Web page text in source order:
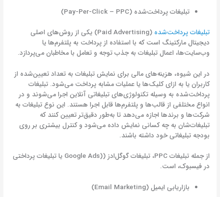
تبلیغات پرداخت‌شده (Pay-Per-Click – PPC)
تبلیغات پرداخت‌شده
(Paid Advertising) یکی از روش‌های اصلی
دیجیتال مارکتینگ است که با استفاده از پرداخت به پلتفرم‌ها یا
وب‌سایت‌ها، اعمال تبلیغات به جذب توجه و تعامل با مخاطبان می‌پردازد.
در این شیوه، هزینه‌های مالی برای نمایش تبلیغات به تعداد تعیین‌شده از
کاربران یا به ازای کلیک‌ها یا عملیات مشابه پرداخت می‌شود. تبلیغات
پرداخت‌شده به وسیله تکنولوژی‌های تبلیغاتی آنلاین اجرا می‌شوند و در
انواع مختلفی از قالب‌ها و پلتفرم‌ها قابل اجرا هستند. این نوع تبلیغات به
شرکت‌ها و برندها اجازه می‌دهد تا به‌طور دقیق‌تر تعیین کنند که
تبلیغات‌شان به چه کسانی نمایش داده می‌شود و کنترل بیشتری بر روی
بودجه تبلیغاتی خود داشته باشند.
از جمله تبلیغات PPC، تبلیغات گوگل‌ادز ((Google Ads یا تبلیغات پرداختی
در فیسبوک، است.
بازاریابی ایمیل (Email Marketing)